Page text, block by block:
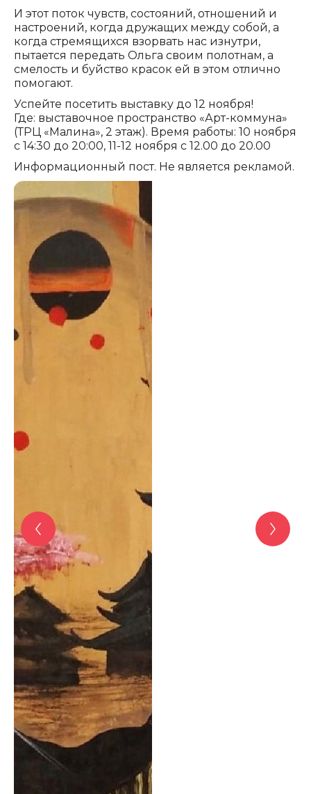
И этот поток чувств, состояний, отношений и
настроений, когда дружащих между собой, а
когда стремящихся взорвать нас изнутри,
пытается передать Ольга своим полотнам, а
смелость и буйство красок ей в этом отлично
помогают.
Успейте посетить выставку до 12 ноября!
Где: выставочное пространство «Арт-коммуна»
(ТРЦ «Малина», 2 этаж). Время работы: 10 ноября
с 14:30 до 20:00, 11-12 ноября с 12.00 до 20.00
Информационный пост. Не является рекламой.